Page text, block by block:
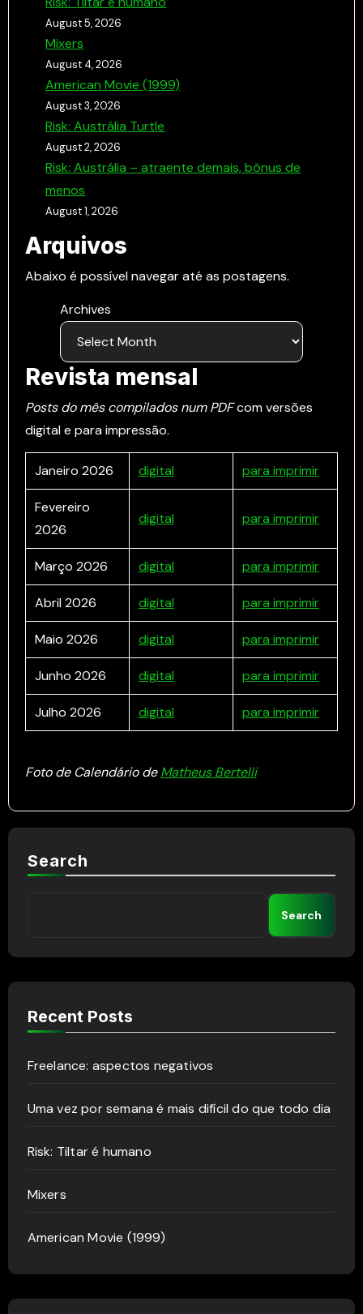
August 5, 2026
Mixers
August 4, 2026
American Movie (1999)
August 3, 2026
Risk: Austrália Turtle
August 2, 2026
Risk: Austrália – atraente demais, bônus de
menos
August 1, 2026
Arquivos
Abaixo é possível navegar até as postagens.
Archives
Revista mensal
Posts do mês compilados num PDFcom versões
digital e para impressão.
Janeiro 2026 digital para imprimir
Fevereiro
2026
digital para imprimir
Março 2026 digital para imprimir
Abril 2026 digital para imprimir
Maio 2026 digital para imprimir
Junho 2026 digital para imprimir
Julho 2026 digital para imprimir
Foto de Calendário deMatheus Bertelli
Search
Search
Recent Posts
Freelance: aspectos negativos
Uma vez por semana é mais difícil do que todo dia
Risk: Tiltar é humano
Mixers
American Movie (1999)